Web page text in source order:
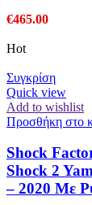
€465.00
Hot
Συγκρίση
Quick view
Add to wishlist
Προσθήκη στο
Shock
Shock 2
– 2020 Με